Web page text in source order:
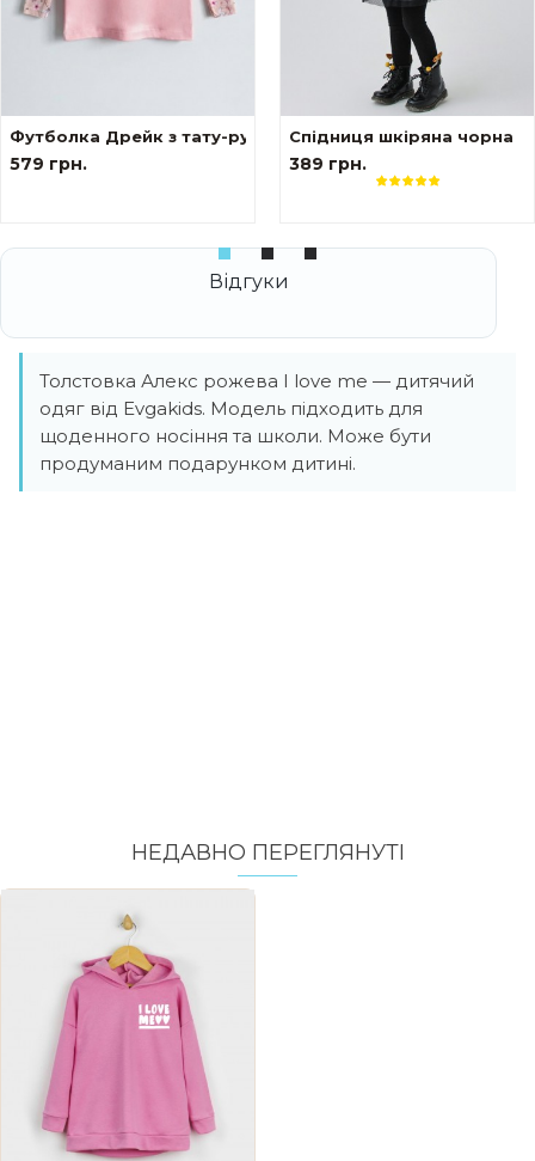
tattoo style Тризуб
Футболка Дрейк з тату-рукавами Сакура
579 грн.
Спідниця шкіряна чорна
389 грн.
Толстовка Алекс рожева I love me — дитячий
одяг від Evgakids. Модель підходить для
щоденного носіння та школи. Може бути
продуманим подарунком дитині.
НЕДАВНО ПЕРЕГЛЯНУТI